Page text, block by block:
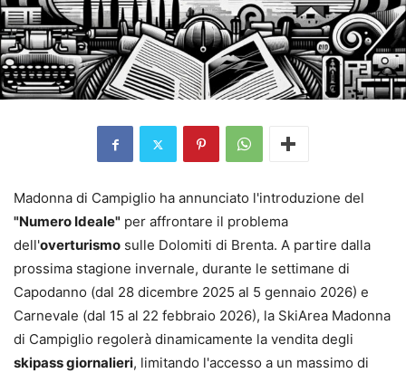
Madonna di Campiglio ha annunciato l'introduzione del
"Numero Ideale" per affrontare il problema
dell'overturismo sulle Dolomiti di Brenta. A partire dalla
prossima stagione invernale, durante le settimane di
Capodanno (dal 28 dicembre 2025 al 5 gennaio 2026) e
Carnevale (dal 15 al 22 febbraio 2026), la SkiArea Madonna
di Campiglio regolerà dinamicamente la vendita degli
skipass giornalieri, limitando l'accesso a un massimo di